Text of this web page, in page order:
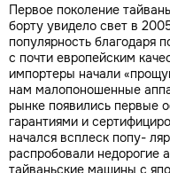
Первое поколение
борту увидело свет в
популярность благодаря
с почти европейским
импортеры начали
нам малопоношенные
рынке появились первые
гарантиями и
начался всплеск попу-
распробовали недорогие
тайваньские машины с